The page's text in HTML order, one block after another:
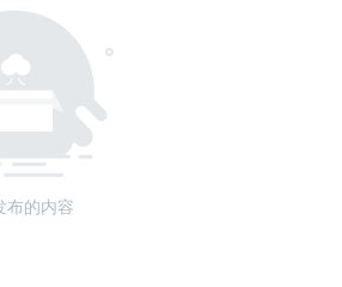
布的内容